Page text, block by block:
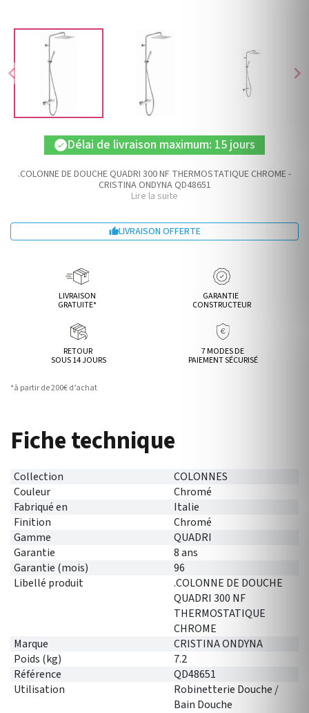
chevron_left chevron_right
check Délai de livraison maximum: 15 jours
.COLONNE DE DOUCHE QUADRI 300 NF THERMOSTATIQUE CHROME -
CRISTINA ONDYNA QD48651
Lire la suite
LIVRAISON OFFERTE
LIVRAISON
GRATUITE*
GARANTIE
CONSTRUCTEUR
RETOUR
SOUS 14 JOURS
7 MODES DE
PAIEMENT SÉCURISÉ
*à partir de 200€ d’achat
Fiche technique
Collection
COLONNES
Couleur
Chromé
Fabriqué en
Italie
Finition
Chromé
Gamme
QUADRI
Garantie
8 ans
Garantie (mois)
96
Libellé produit
.COLONNE DE DOUCHE
QUADRI 300 NF
THERMOSTATIQUE
CHROME
Marque
CRISTINA ONDYNA
Poids (kg)
7.2
Référence
QD48651
Utilisation
Robinetterie Douche /
Bain Douche